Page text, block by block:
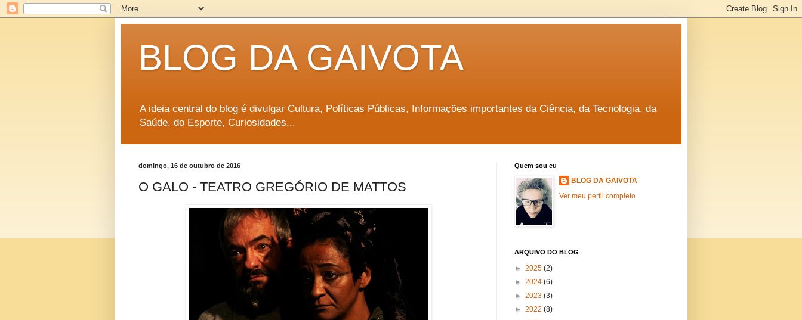
BLOG DA GAIVOTA
A ideia central do blog é divulgar Cultura, Políticas Públicas, Informações importantes da Ciência, da Tecnologia, da
Saúde, do Esporte, Curiosidades...
domingo, 16 de outubro de 2016
O GALO - TEATRO GREGÓRIO DE MATTOS
Quem sou eu
BLOG DA GAIVOTA
Ver meu perfil completo
ARQUIVO DO BLOG
► 2025 (2)
► 2024 (6)
► 2023 (3)
► 2022 (8)